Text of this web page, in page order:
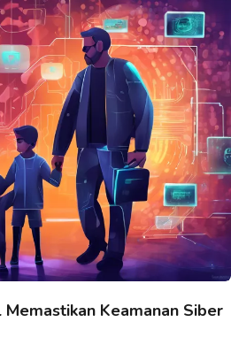
Keamanan Siber